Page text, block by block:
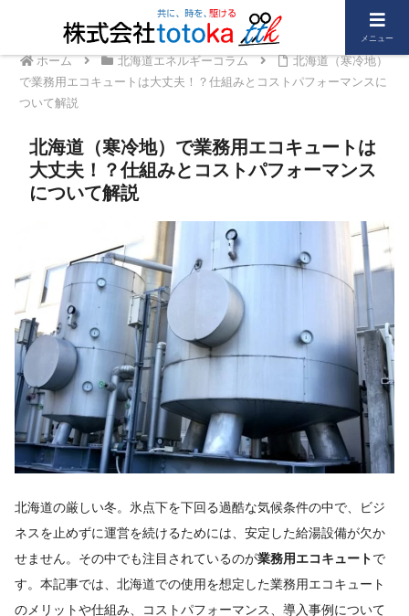
ホーム 北海道エネルギーコラム
北海道（寒冷地）
で業務用エコキュートは大丈夫！？仕組みとコストパフォーマンスに
ついて解説
北海道（寒冷地）で業務用エコキュートは
大丈夫！？仕組みとコストパフォーマンス
について解説
北海道の厳しい冬。氷点下を下回る過酷な気候条件の中で、ビジ
ネスを止めずに運営を続けるためには、安定した給湯設備が欠か
せません。その中でも注目されているのが業務用エコキュートで
す。本記事では、北海道での使用を想定した業務用エコキュート
のメリットや仕組み、コストパフォーマンス、導入事例について
メニュー